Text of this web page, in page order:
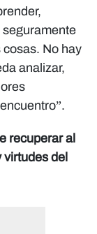
No hay
analizar,
recuperar al
del